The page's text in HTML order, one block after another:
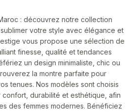
PREMIUM AU MAROC
: découvrez notre collection
votre style avec élégance et
vous propose une sélection de
finesse, qualité et tendances
un design minimaliste, chic ou
la montre parfaite pour
tenues. Nos modèles sont choisis
durabilité et esthétique, afin
des femmes modernes. Bénéficiez